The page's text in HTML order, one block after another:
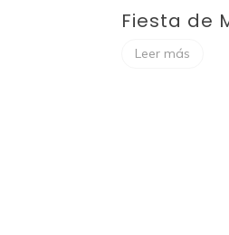
Fiesta de
Leer más